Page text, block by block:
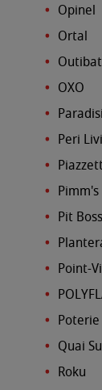
Opinel
Ortal
Outibat
OXO
Peri
Pimm's
Pit Boss
Point-
Quai
Roku